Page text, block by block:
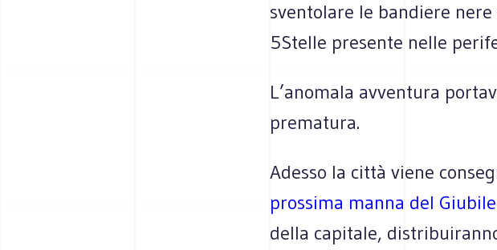
sven­to­lare le ban­diere nere
5Stelle pre­sente nelle
L’anomala avventura
prematura.
Adesso la città viene
pros­sima manna del
della capi­tale,